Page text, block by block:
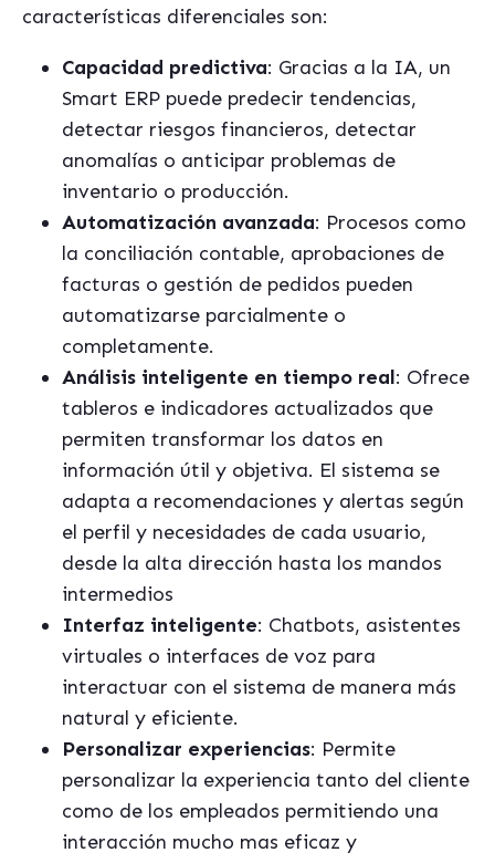
características diferenciales son:
Capacidad predictiva: Gracias a la IA, un
Smart ERP puede predecir tendencias,
detectar riesgos financieros, detectar
anomalías o anticipar problemas de
inventario o producción.
Automatización avanzada: Procesos como
la conciliación contable, aprobaciones de
facturas o gestión de pedidos pueden
automatizarse parcialmente o
completamente.
Análisis inteligente en tiempo real: Ofrece
tableros e indicadores actualizados que
permiten transformar los datos en
información útil y objetiva. El sistema se
adapta a recomendaciones y alertas según
el perfil y necesidades de cada usuario,
desde la alta dirección hasta los mandos
intermedios
Interfaz inteligente: Chatbots, asistentes
virtuales o interfaces de voz para
interactuar con el sistema de manera más
natural y eficiente.
Personalizar experiencias: Permite
personalizar la experiencia tanto del cliente
como de los empleados permitiendo una
interacción mucho mas eficaz y